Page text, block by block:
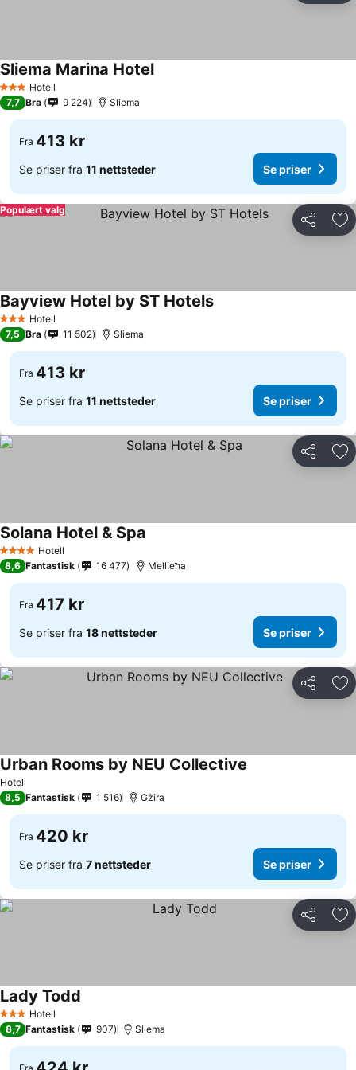
3 StjernerHotell
Sliema Marina Hotel
7,7 Bra 9 224 Sliema
Fra 413 kr
Se priser fra 11 nettsteder Se priser
Del
Populært valg
3 StjernerHotell
Bayview Hotel by ST Hotels
7,5 Bra 11 502 Sliema
Fra 413 kr
Se priser fra 11 nettsteder Se priser
Del
4 StjernerHotell
Solana Hotel & Spa
8,6 Fantastisk 16 477 Mellieħa
Fra 417 kr
Se priser fra 18 nettsteder Se priser
Del
Hotell
Urban Rooms by NEU Collective
8,5 Fantastisk 1 516 Gżira
Fra 420 kr
Se priser fra 7 nettsteder Se priser
Del
3 StjernerHotell
Lady Todd
8,7 Fantastisk 907 Sliema
Fra